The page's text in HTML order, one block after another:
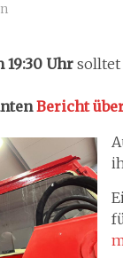
19:30 Uhr
Bericht